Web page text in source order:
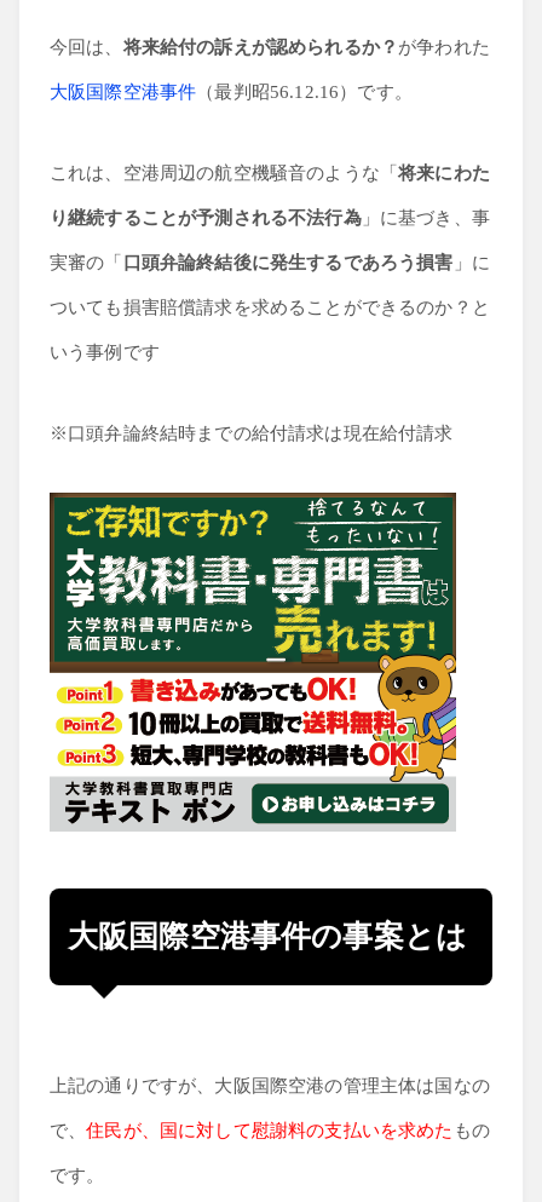
経済学
今回は、 将来給付の訴えが認められるか？ が争われた
大阪国際空港事件 （最判昭56.12.16）です。
これは、空港周辺の航空機騒音のような「将来にわた
り継続することが予測される不法行為」に基づき、事
実審の「口頭弁論終結後に発生するであろう損害 」に
ついても損害賠償請求を求めることができるのか？と
いう事例です
※口頭弁論終結時までの給付請求は現在給付請求
大阪国際空港事件の事案とは
上記の通りですが、大阪国際空港の管理主体は国なの
で、住民が、国に対して慰謝料の支払いを求めた もの
です。